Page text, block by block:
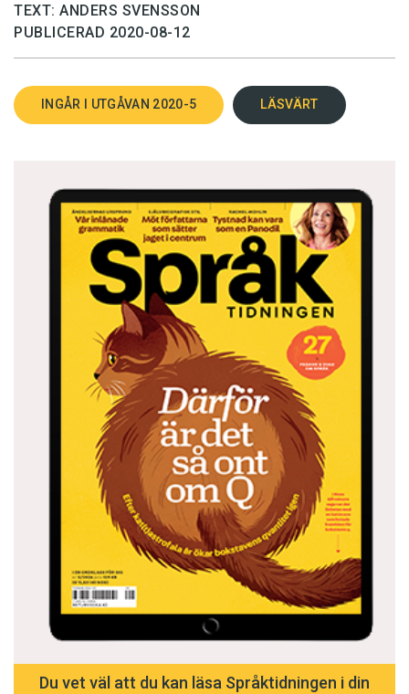
TEXT: ANDERS SVENSSON
PUBLICERAD 2020-08-12
INGÅR I UTGÅVAN 2020-5 LÄSVÄRT
Du vet väl att du kan läsa Språktidningen i din